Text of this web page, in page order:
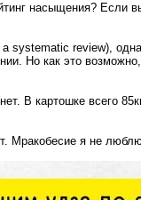
насыщения? Если
review),
как это возможно,
картошке всего
Мракобесие я не